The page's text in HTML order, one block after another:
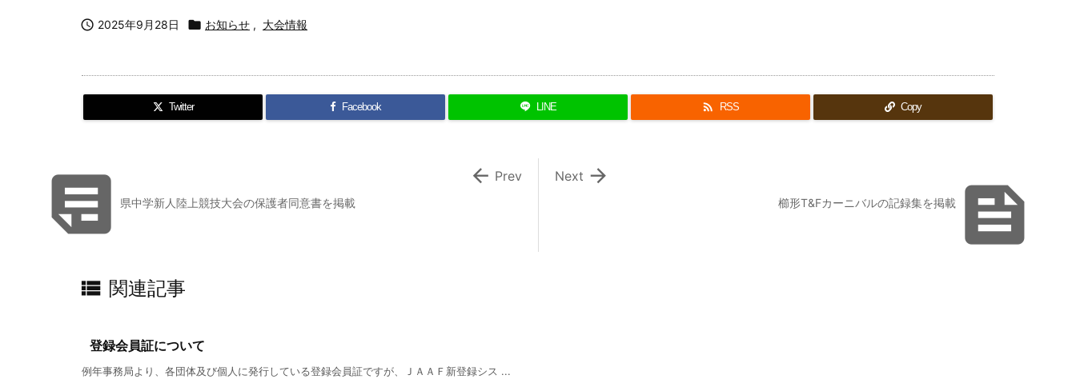
 2025年9月28日  お知らせ , 大会情報
Twitter Facebook LINE  RSS Copy

櫛形T&Fカーニバルの記録集を掲載

Next
県中学新人陸上競技大会の保護者同意書を掲載
 Prev
 関連記事
登録会員証について
例年事務局より、各団体及び個人に発行している登録会員証ですが、ＪＡＡＦ新登録シス ...